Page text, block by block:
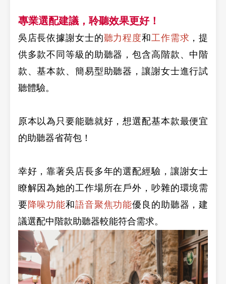
專業選配建議，聆聽效果更好！
吳店長依據謝女士的聽力程度和工作需求 ，提
供多款不同等級的助聽器，包含高階款、中階
款、基本款、簡易型助聽器，讓謝女士進行試
聽體驗。
原本以為只要能聽就好，想選配基本款最便宜
的助聽器省荷包！
幸好，靠著吳店長多年的選配經驗，讓謝女士
瞭解因為她的工作場所在戶外，吵雜的環境需
要 降噪功能和語音聚焦功能優良的助聽器，建
議選配中階款助聽器較能符合需求。